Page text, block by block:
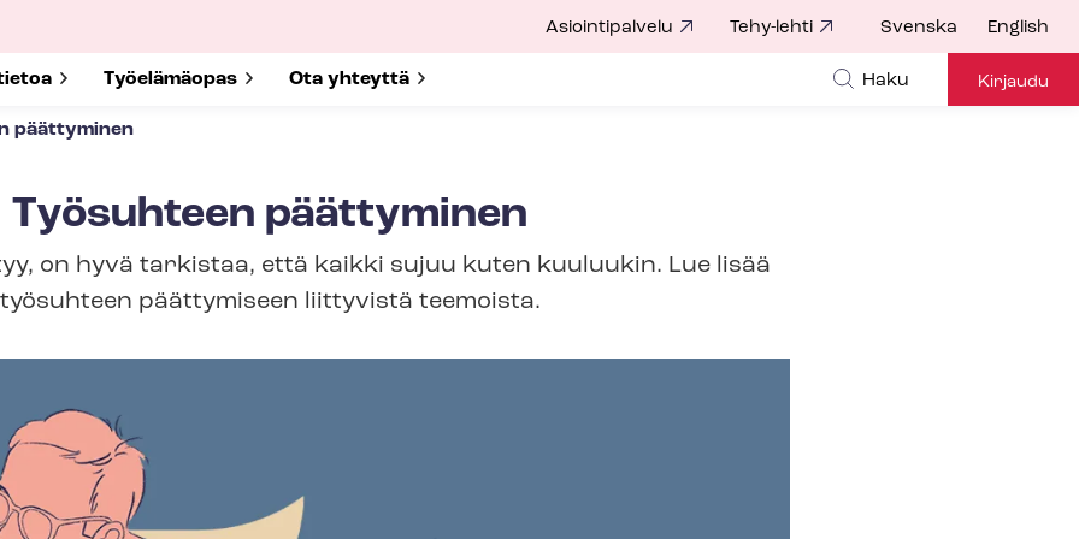
for
Show submenu for
Työelämäopas Show submenu for
Ota yhteyttä
Asiointipalvelu Tehy-lehti Svenska English
Haku Kirjaudu
päättyminen
Työsuhteen päättyminen
on hyvä tarkistaa, että kaikki sujuu kuten kuuluukin. Lue lisää
työsuhteen päättymiseen liittyvistä teemoista.